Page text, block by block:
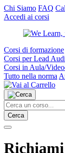
Chi Siamo FAQ
Accedi ai corsi
Corsi di formazione
Corsi per Lead
Corsi in Aula/
Tutto nella norma
Cerca